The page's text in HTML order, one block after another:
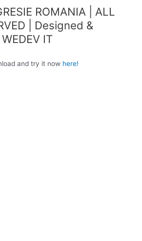
ROMANIA | ALL
| Designed &
IT
and try it now here!